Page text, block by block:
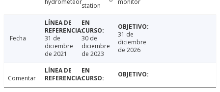
hydrometeorstation
monitor
Fecha
31 de
diciembre
de 2021
30 de
diciembre
de 2023
31 de
diciembre
de 2026
Comentar